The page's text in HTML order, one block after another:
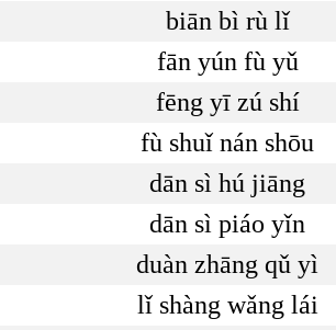
biān bì rù lǐ
fān yún fù yǔ
fēng yī zú shí
fù shuǐ nán shōu
dān sì hú jiāng
dān sì piáo yǐn
duàn zhāng qǔ yì
lǐ shàng wǎng lái